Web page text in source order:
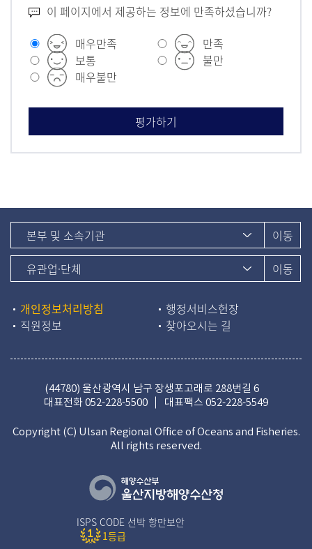
이 페이지에서 제공하는 정보에 만족하셨습니까?
매우만족
만족
보통
불만
매우불만
ISPS CODE 선박 항만보안
1등급
개인정보처리방침
행정서비스헌장
직원정보
찾아오시는 길
(44780) 울산광역시 남구 장생포고래로 288번길 6
대표전화052-228-5500 대표팩스 052-228-5549
Copyright (C) Ulsan Regional Office of Oceans and Fisheries.
All rights reserved.